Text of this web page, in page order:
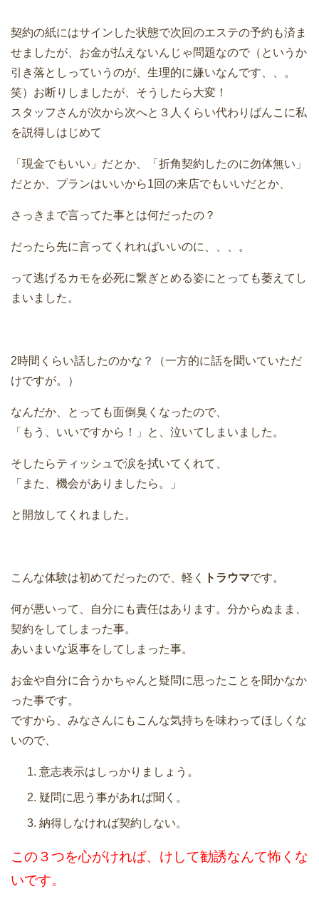
契約の紙にはサインした状態で次回のエステの予約も済ま
せましたが、お金が払えないんじゃ問題なので（というか
引き落としっていうのが、生理的に嫌いなんです、、。
笑）お断りしましたが、そうしたら大変！
スタッフさんが次から次へと３人くらい代わりばんこに私
を説得しはじめて
「現金でもいい」だとか、「折角契約したのに勿体無い」
だとか、プランはいいから1回の来店でもいいだとか、
さっきまで言ってた事とは何だったの？
だったら先に言ってくれればいいのに、、、。
って逃げるカモを必死に繋ぎとめる姿にとっても萎えてし
まいました。
2時間くらい話したのかな？（一方的に話を聞いていただ
けですが。）
なんだか、とっても面倒臭くなったので、
「もう、いいですから！」と、泣いてしまいました。
そしたらティッシュで涙を拭いてくれて、
「また、機会がありましたら。」
と開放してくれました。
こんな体験は初めてだったので、軽く トラウマです。
何が悪いって、自分にも責任はあります。分からぬまま、
契約をしてしまった事。
あいまいな返事をしてしまった事。
お金や自分に合うかちゃんと疑問に思ったことを聞かなか
った事です。
ですから、みなさんにもこんな気持ちを味わってほしくな
いので、
意志表示はしっかりましょう。
疑問に思う事があれば聞く。
納得しなければ契約しない。
この３つを心がければ、けして勧誘なんて怖くな
いです。